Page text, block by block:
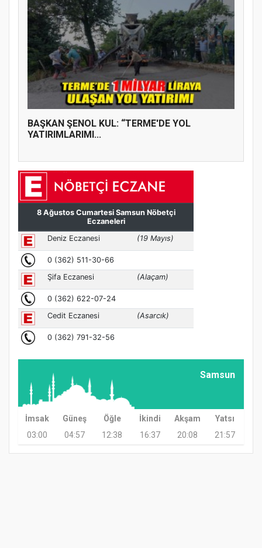
BAŞKAN ŞENOL KUL: “TERME'DE YOL
YATIRIMLARIMI...
Samsun
İmsak Güneş Öğle İkindi Akşam
Yatsı
03:00
04:57 12:38 16:37 20:08 21:57